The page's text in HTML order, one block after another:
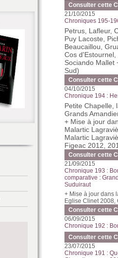
Consulter cette
21/10/2015
Chroniques 195-
Petrus, Lafleur,
Puy Lacoste,
Beaucaillou,
Cos
Sociando Mallet
Sud)
Consulter cette
04/10/2015
Chronique 194 :
Petite Chapelle,
Grands
+ Mise à jour
Malartic
Malartic
Figeac 2012,
Consulter cette
21/09/2015
Chronique 193 :
comparative :
Suduiraut
+ Mise à jour dans
Eglise Clinet
Consulter cette
06/09/2015
Chronique 192 :
Consulter cette
23/07/2015
Chronique 191 :